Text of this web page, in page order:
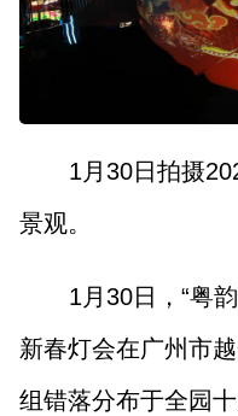
1月30日拍摄
景观。
1月30日，“粤
新春灯会在广州市
组错落分布于全园